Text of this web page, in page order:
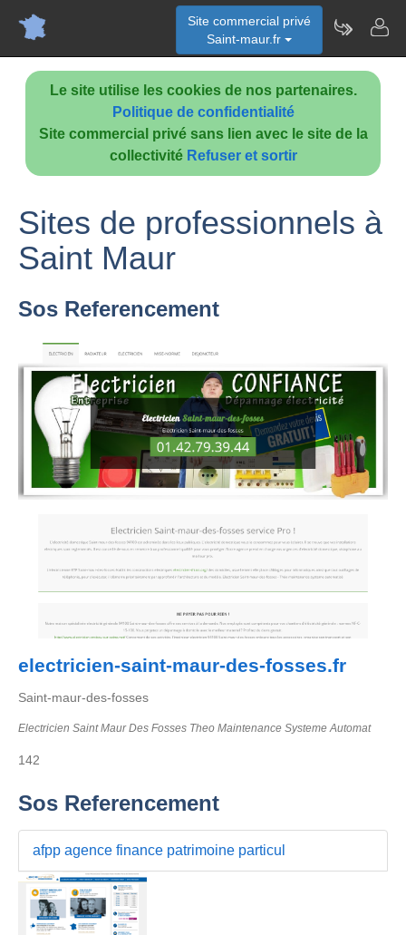
Le site utilise les cookies de nos partenaires.
Politique de confidentialité
Site commercial privé sans lien avec le site de la
collectivité Refuser et sortir
Site commercial privé
Saint-maur.fr
Sites de professionnels à
Saint Maur
Sos Referencement
electricien-saint-maur-des-fosses.fr
Saint-maur-des-fosses
Electricien Saint Maur Des Fosses Theo Maintenance Systeme Automat
142
Sos Referencement
afpp agence finance patrimoine particul